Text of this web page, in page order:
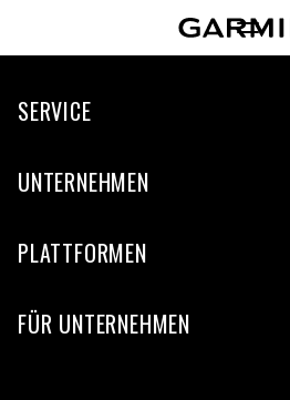
SERVICE
UNTERNEHMEN
PLATTFORMEN
FÜR UNTERNEHMEN